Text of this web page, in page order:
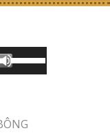
USE UP/DOWN ARROW KEYS TO INCREASE OR DECREASE VOLUME.